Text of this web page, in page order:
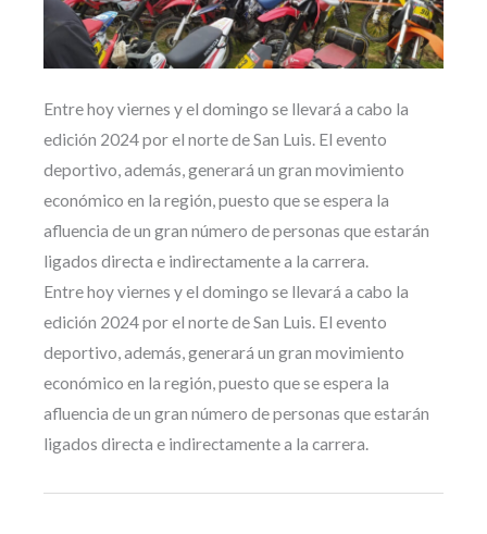
Entre hoy viernes y el domingo se llevará a cabo la
edición 2024 por el norte de San Luis. El evento
deportivo, además, generará un gran movimiento
económico en la región, puesto que se espera la
afluencia de un gran número de personas que estarán
ligados directa e indirectamente a la carrera.
Entre hoy viernes y el domingo se llevará a cabo la
edición 2024 por el norte de San Luis. El evento
deportivo, además, generará un gran movimiento
económico en la región, puesto que se espera la
afluencia de un gran número de personas que estarán
ligados directa e indirectamente a la carrera.